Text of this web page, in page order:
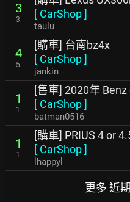
3
3
[ CarShop]
taulu
4
5
[購車] 台南bz4x
[ CarShop]
jankin
1
1
[售車] 2020年
[ CarShop]
batman0516
1
1
[購車] PRIUS 4 or
[ CarShop]
lhappyl
更多 近